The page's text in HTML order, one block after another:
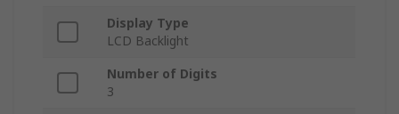
Display Type
LCD Backlight
Number of Digits
3